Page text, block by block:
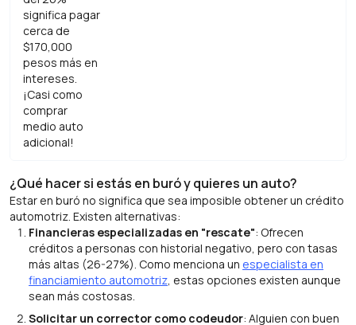
significa pagar
cerca de
$170,000
pesos más en
intereses.
¡Casi como
comprar
medio auto
adicional!
¿Qué hacer si estás en buró y quieres un auto?
Estar en buró no significa que sea imposible obtener un crédito
automotriz. Existen alternativas:
Financieras especializadas en "rescate": Ofrecen
créditos a personas con historial negativo, pero con tasas
más altas (26-27%). Como menciona un especialista en
financiamiento automotriz, estas opciones existen aunque
sean más costosas.
Solicitar un corrector como codeudor: Alguien con buen